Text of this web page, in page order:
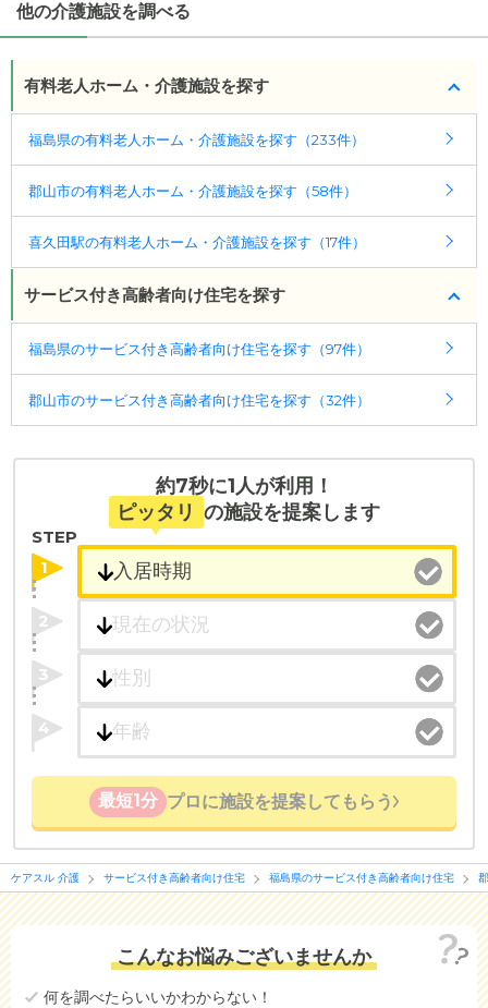
・要介護度：要介護2、要介護3、要介護4、要介護5
ケアスル 介護では詳細な料金プラン
す。詳しくはこちら。
・経験豊富な入居相談員が完全無料で施設探しをサ
入居相談：0120-579-721（無料）
受付時間：10：00～19：00
・全国10000件の介護施設情報を掲載
幅広い選択肢の中から、条件にあった施設を選ぶ
ことができます。
・こだわりの条件や医療体制から施設を探せる
「夫婦入居可」の施設、「看取り可」の施設など、
医療・看護体制から施設を探すこともできます。
他の介護施設を調べる
有料老人ホーム・介護施設を探す
福島県の有料老人ホーム・介護施設を探す（233件）
郡山市の有料老人ホーム・介護施設を探す（58件）
喜久田駅の有料老人ホーム・介護施設を探す（17件）
サービス付き高齢者向け住宅を探す
福島県のサービス付き高齢者向け住宅を探す（97件）
郡山市のサービス付き高齢者向け住宅を探す（32件）
約7秒に1人が利用！
ピッタリ の施設を提案します
STEP
1
2
3
4
最短1分 プロに施設を提案してもらう
ケアスル 介護 サービス付き高齢者向け住宅 福島県のサービス付き高齢者向け住宅
こんなお悩みございませんか
何を調べたらいいかわからない！